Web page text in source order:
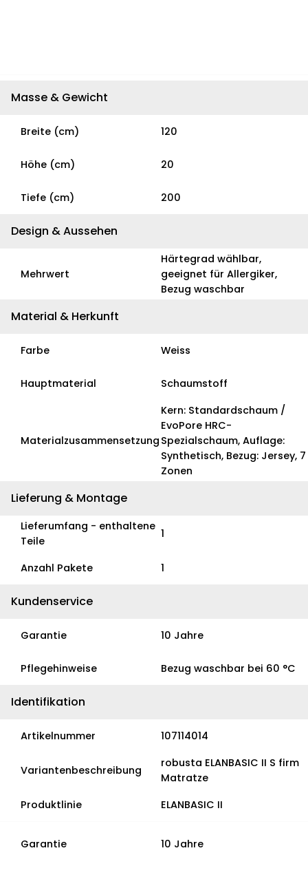
Masse & Gewicht
Breite (cm) 120
Höhe (cm) 20
Tiefe (cm) 200
Design & Aussehen
Mehrwert
Härtegrad wählbar,
geeignet für Allergiker,
Bezug waschbar
Material & Herkunft
Farbe Weiss
Hauptmaterial Schaumstoff
Materialzusammensetzung
Kern: Standardschaum /
EvoPore HRC-
Spezialschaum, Auflage:
Synthetisch, Bezug: Jersey, 7
Zonen
Lieferung & Montage
Lieferumfang - enthaltene
Teile
1
Anzahl Pakete 1
Kundenservice
Garantie 10 Jahre
Pflegehinweise Bezug waschbar bei 60 °C
Identifikation
Artikelnummer 107114014
Variantenbeschreibung
robusta ELANBASIC II S firm
Matratze
Produktlinie
ELANBASIC II
Garantie 10 Jahre